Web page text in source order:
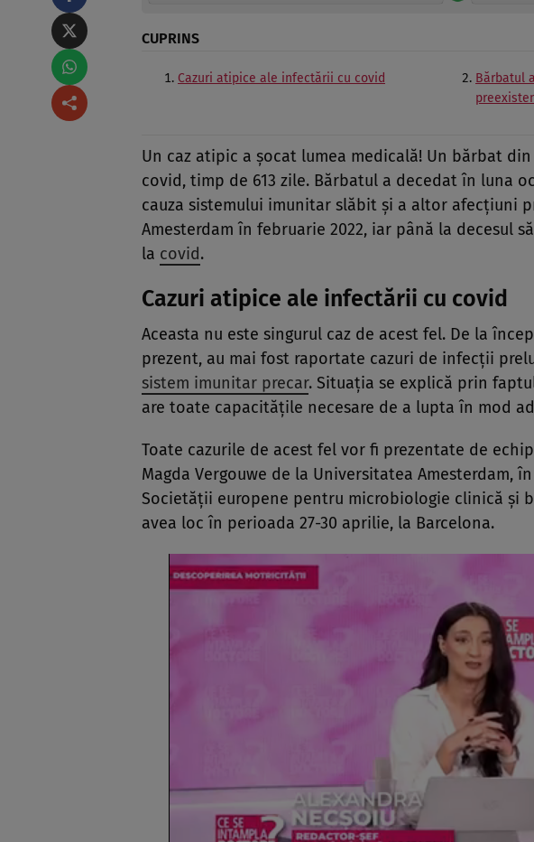
CUPRINS
Cazuri atipice ale infectării cu covid
Bărbatul
Un caz atipic a șocat lumea medicală! Un bărbat
covid, timp de 613 zile. Bărbatul a decedat în luna
cauza sistemului imunitar slăbit și a altor afecțiuni
Amesterdam în februarie 2022, iar până la decesul
la covid.
Cazuri atipice ale infectării cu covid
Aceasta nu este singurul caz de acest fel. De la
prezent, au mai fost raportate cazuri de infecții
sistem imunitar precar. Situația se explică prin
are toate capacitățile necesare de a lupta în mod
Toate cazurile de acest fel vor fi prezentate de
Magda Vergouwe de la Universitatea Amesterdam,
Societății europene pentru microbiologie clinică și
avea loc în perioada 27-30 aprilie, la Barcelona.